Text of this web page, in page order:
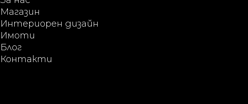
Магазин
Интериорен дизайн
Имоти
Блог
Контакти